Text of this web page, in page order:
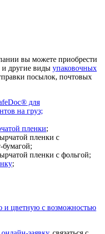
вы можете приобрести
и другие виды упаковочных
посылок, почтовых
для
на груз;
пленки;
пленки с
бумагой;
пленки с фольгой;
;
и цветную с возможностью